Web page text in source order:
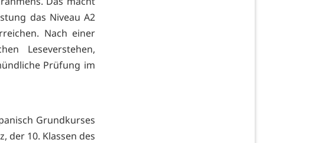
das Niveau A2
Nach einer
Leseverstehen,
Prüfung im
Grundkurses
der 10. Klassen des